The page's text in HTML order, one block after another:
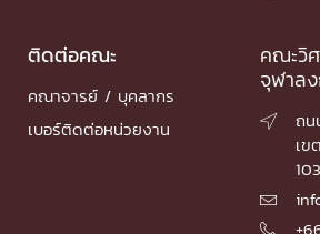
ติดต่อคณะ
คณาจารย์ / บุคลากร
เบอร์ติดต่อหน่วยงาน
คณะวิ
จุฬาล

ถน
เข

